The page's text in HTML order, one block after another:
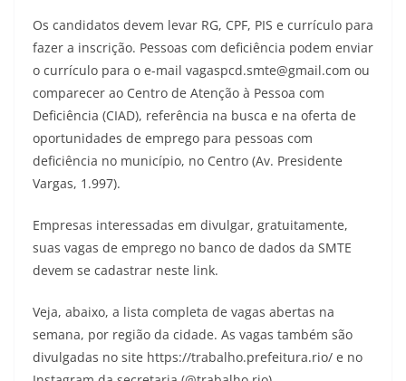
Os candidatos devem levar RG, CPF, PIS e currículo para
fazer a inscrição. Pessoas com deficiência podem enviar
o currículo para o e-mail vagaspcd.smte@gmail.com ou
comparecer ao Centro de Atenção à Pessoa com
Deficiência (CIAD), referência na busca e na oferta de
oportunidades de emprego para pessoas com
deficiência no município, no Centro (Av. Presidente
Vargas, 1.997).
Empresas interessadas em divulgar, gratuitamente,
suas vagas de emprego no banco de dados da SMTE
devem se cadastrar neste link.
Veja, abaixo, a lista completa de vagas abertas na
semana, por região da cidade. As vagas também são
divulgadas no site https://trabalho.prefeitura.rio/ e no